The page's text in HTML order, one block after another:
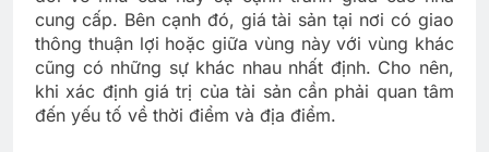
cung cấp. Bên cạnh đó, giá tài sản tại nơi có giao
thông thuận lợi hoặc giữa vùng này với vùng khác
cũng có những sự khác nhau nhất định. Cho nên,
khi xác định giá trị của tài sản cần phải quan tâm
đến yếu tố về thời điểm và địa điểm.